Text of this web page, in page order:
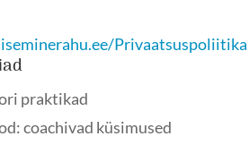
Privaatsuspoliitika
praktikad
coachivad küsimused